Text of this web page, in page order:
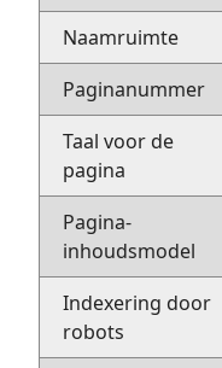
Naamruimte
Paginanummer
Taal voor de
pagina
Pagina-
inhoudsmodel
Indexering door
robots